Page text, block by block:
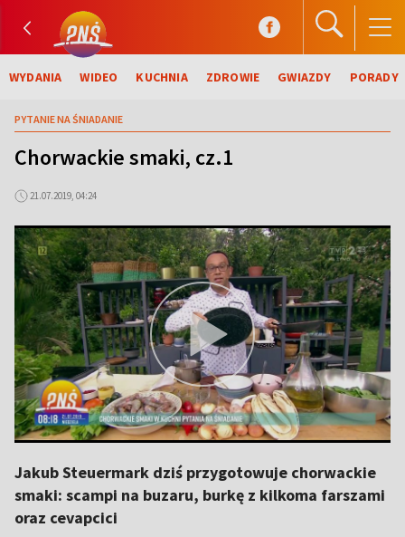
WYDANIA WIDEO KUCHNIA ZDROWIE GWIAZDY PORADY
PYTANIE NA ŚNIADANIE
Chorwackie smaki, cz.1
21.07.2019, 04:24
Jakub Steuermark dziś przygotowuje chorwackie
smaki: scampi na buzaru, burkę z kilkoma farszami
oraz cevapcici